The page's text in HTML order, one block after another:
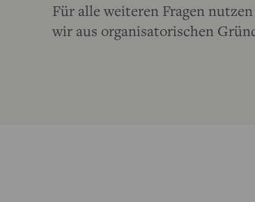
Für alle weiteren Fragen
wir aus organisatorischen